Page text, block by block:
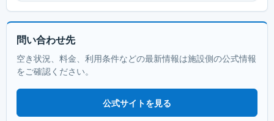
問い合わせ先
空き状況、料金、利用条件などの最新情報は施設側の公式情報
をご確認ください。
公式サイトを見る